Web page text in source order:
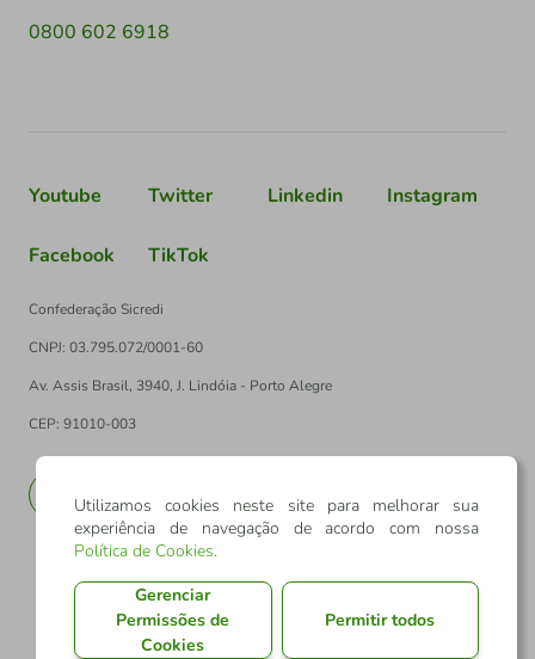
0800 602 6918
Youtube Twitter Linkedin Instagram
Facebook TikTok
Confederação Sicredi
CNPJ: 03.795.072/0001-60
Av. Assis Brasil, 3940, J. Lindóia - Porto Alegre
CEP: 91010-003
Utilizamos cookies neste site para melhorar sua
experiência de navegação de acordo com nossa
Política de Cookies.
Gerenciar
Permissões de
Cookies
Permitir todos